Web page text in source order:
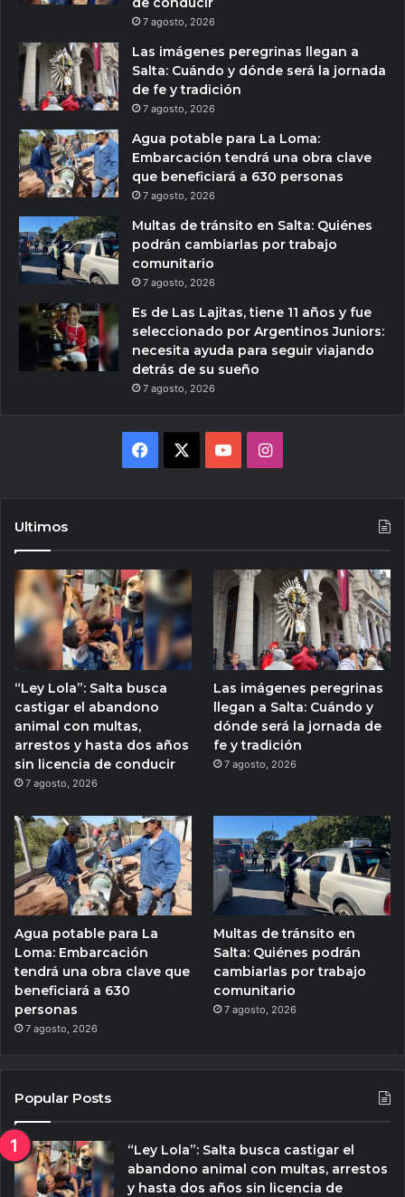
7 agosto, 2026
Las imágenes peregrinas llegan a
Salta: Cuándo y dónde será la jornada
de fe y tradición
7 agosto, 2026
Agua potable para La Loma:
Embarcación tendrá una obra clave
que beneficiará a 630 personas
7 agosto, 2026
Multas de tránsito en Salta: Quiénes
podrán cambiarlas por trabajo
comunitario
7 agosto, 2026
Es de Las Lajitas, tiene 11 años y fue
seleccionado por Argentinos Juniors:
necesita ayuda para seguir viajando
detrás de su sueño
7 agosto, 2026
Facebook YouTubeInstagram
Ultimos
“Ley Lola”: Salta busca
castigar el abandono
animal con multas,
arrestos y hasta dos años
sin licencia de conducir
7 agosto, 2026
Las imágenes peregrinas
llegan a Salta: Cuándo y
dónde será la jornada de
fe y tradición
7 agosto, 2026
Agua potable para La
Loma: Embarcación
tendrá una obra clave que
beneficiará a 630
personas
7 agosto, 2026
Multas de tránsito en
Salta: Quiénes podrán
cambiarlas por trabajo
comunitario
7 agosto, 2026
Popular Posts
“Ley Lola”: Salta busca castigar el
abandono animal con multas, arrestos
y hasta dos años sin licencia de